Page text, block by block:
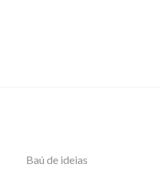
Baú de ideias